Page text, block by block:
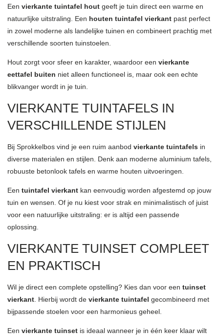
Een vierkante tuintafel hout geeft je tuin direct een warme en
natuurlijke uitstraling. Een houten tuintafel vierkant past perfect
in zowel moderne als landelijke tuinen en combineert prachtig met
verschillende soorten tuinstoelen.
Hout zorgt voor sfeer en karakter, waardoor een vierkante
eettafel buiten niet alleen functioneel is, maar ook een echte
blikvanger wordt in je tuin.
VIERKANTE TUINTAFELS IN
VERSCHILLENDE STIJLEN
Bij Sprokkelbos vind je een ruim aanbod vierkante tuintafels in
diverse materialen en stijlen. Denk aan moderne aluminium tafels,
robuuste betonlook tafels en warme houten uitvoeringen.
Een tuintafel vierkant kan eenvoudig worden afgestemd op jouw
tuin en wensen. Of je nu kiest voor strak en minimalistisch of juist
voor een natuurlijke uitstraling: er is altijd een passende
oplossing.
VIERKANTE TUINSET COMPLEET
EN PRAKTISCH
Wil je direct een complete opstelling? Kies dan voor een tuinset
vierkant . Hierbij wordt de vierkante tuintafel gecombineerd met
bijpassende stoelen voor een harmonieus geheel.
Een vierkante tuinset is ideaal wanneer je in één keer klaar wilt